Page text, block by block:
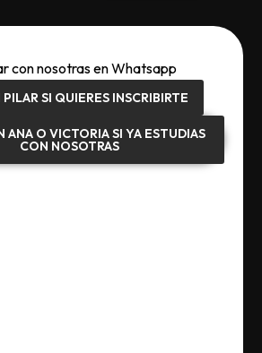
con nosotras en Whatsapp
SI QUIERES INSCRIBIRTE
ANA O VICTORIA SI YA ESTUDIAS
CON NOSOTRAS